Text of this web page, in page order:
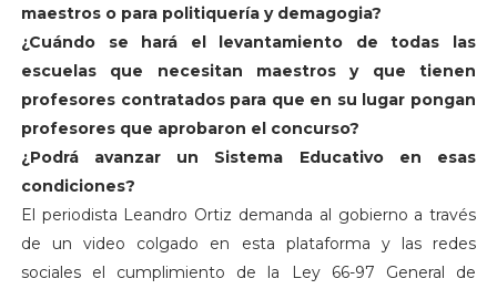
maestros o para politiquería y demagogia?
¿Cuándo se hará el levantamiento de todas las
escuelas que necesitan maestros y que tienen
profesores contratados para que en su lugar pongan
profesores que aprobaron el concurso?
¿Podrá avanzar un Sistema Educativo en esas
condiciones?
El periodista Leandro Ortiz demanda al gobierno a través
de un video colgado en esta plataforma y las redes
sociales el cumplimiento de la Ley 66-97 General de